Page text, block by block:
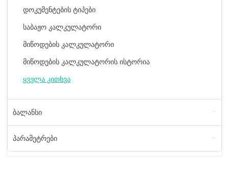
დოკუმენტების ტიპები
საბაჟო კალკულატორი
მიწოდების კალკულატორი
მიწოდების კალკულატორის ისტორია
ყველა კითხვა
ბალანსი
პარამეტრები